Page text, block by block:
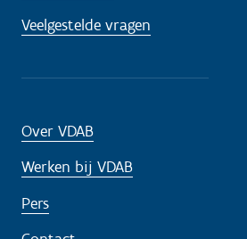
Veelgestelde vragen
Over VDAB
Werken bij VDAB
Pers